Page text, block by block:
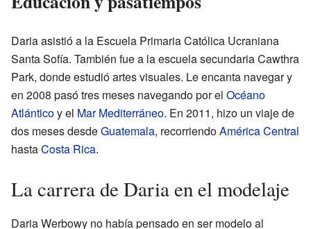
Daria asistió a la Escuela Primaria Católica Ucraniana
Santa Sofía. También fue a la escuela secundaria Cawthra
Park, donde estudió artes visuales. Le encanta navegar y
en 2008 pasó tres meses navegando por el Océano
Atlánticoy el Mar Mediterráneo. En 2011, hizo un viaje de
dos meses desdeGuatemala, recorriendoAmérica Central
hastaCosta Rica.
La carrera de Daria en el modelaje
Daria Werbowy no había pensado en ser modelo al